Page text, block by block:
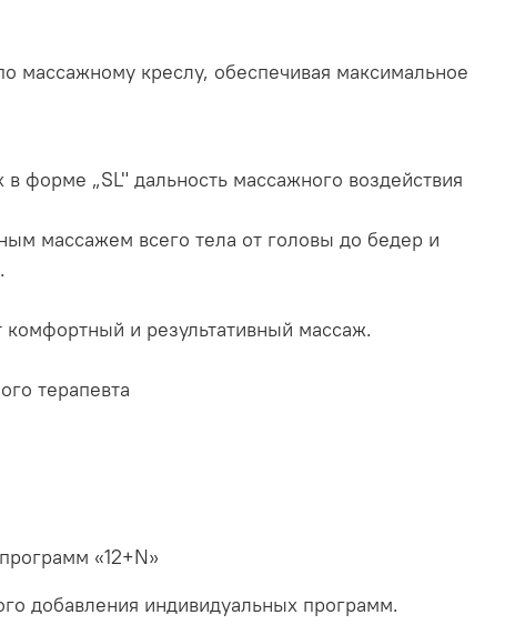
массажному креслу, обеспечивая максимальное
форме „SL" дальность массажного воздействия
массажем всего тела от головы до бедер и
комфортный и результативный массаж.
терапевта
«12+N»
добавления индивидуальных программ.